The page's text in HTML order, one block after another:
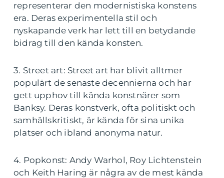
representerar den modernistiska konstens
era. Deras experimentella stil och
nyskapande verk har lett till en betydande
bidrag till den kända konsten.
3. Street art: Street art har blivit alltmer
populärt de senaste decennierna och har
gett upphov till kända konstnärer som
Banksy. Deras konstverk, ofta politiskt och
samhällskritiskt, är kända för sina unika
platser och ibland anonyma natur.
4. Popkonst: Andy Warhol, Roy Lichtenstein
och Keith Haring är några av de mest kända